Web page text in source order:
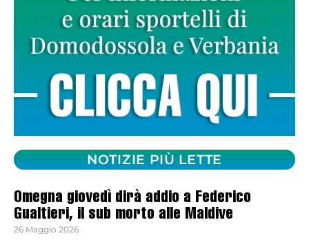
NOTIZIE PIÙ LETTE
Omegna giovedì dirà addio a Federico
Gualtieri, il sub morto alle Maldive
26 Maggio 2026